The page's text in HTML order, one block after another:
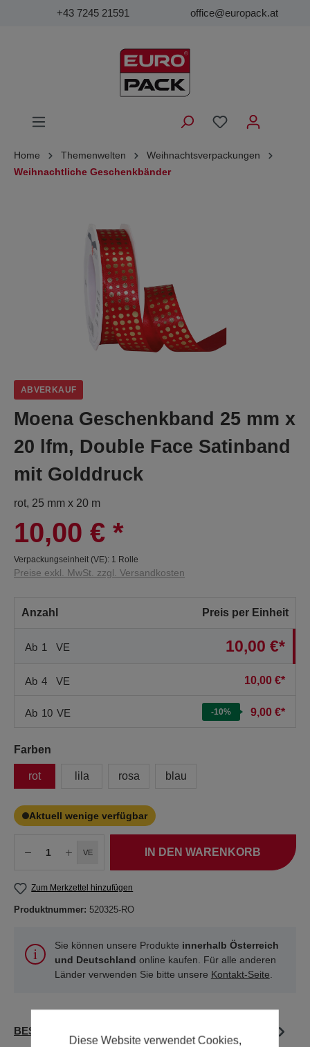
+43 7245 21591 office@europack.at
Home Themenwelten
Weihnachtsverpackungen
Weihnachtliche Geschenkbänder
ABVERKAUF
Moena Geschenkband 25 mm x
20 lfm, Double Face Satinband
mit Golddruck
rot, 25 mm x 20 m
10,00 € *
Verpackungseinheit (VE): 1 Rolle
Preise exkl. MwSt. zzgl. Versandkosten
Anzahl Preis per Einheit
Ab 1 VE 10,00 €*
Ab 4 VE 10,00 €*
Ab 10 VE -10% 9,00 €*
Farben
rot lila rosa blau
Aktuell wenige verfügbar
VE IN DEN WARENKORB
Zum Merkzettel hinzufügen
Produktnummer: 520325-RO
Sie können unsere Produkte innerhalb Österreich
und Deutschland online kaufen. Für alle anderen
Länder verwenden Sie bitte unsere Kontakt-Seite.
BESCHREIBUNG
Diese Website verwendet Cookies,